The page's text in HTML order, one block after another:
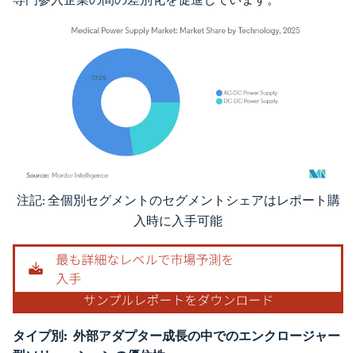
画像 © Mordor Intelligence。再利用にはCC BY 4.0の表示が必要です。
注記: 全個別セグメントのセグメントシェアはレポート購
入時に入手可能
タイプ別: 外部アダプター成長の中でのエンクロージャー